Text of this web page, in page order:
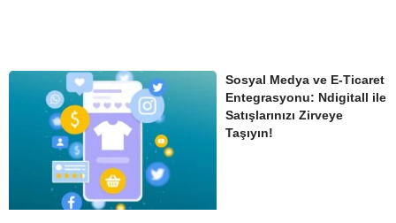
Sosyal Medya ve E-Ticaret
Entegrasyonu: Ndigitall ile
Satışlarınızı Zirveye
Taşıyın!